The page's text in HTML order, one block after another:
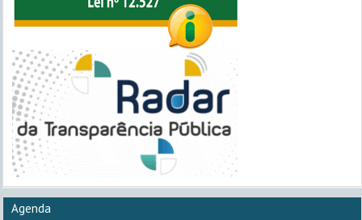
Agenda